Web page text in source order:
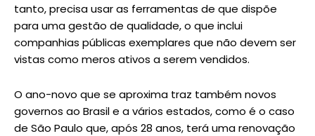
tanto, precisa usar as ferramentas de que dispõe
para uma gestão de qualidade, o que inclui
companhias públicas exemplares que não devem ser
vistas como meros ativos a serem vendidos.
O ano-novo que se aproxima traz também novos
governos ao Brasil e a vários estados, como é o caso
de São Paulo que, após 28 anos, terá uma renovação